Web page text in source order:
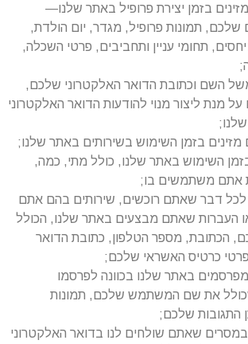
בזמן יצירת פרופיל באתר שלנו—
תמונות פרופיל, מגדר, יום הולדת,
תחומי עניין ותחביבים, פרטי השכלה,
השם וכתובת הדואר האלקטרוני שלכם,
מנת ליצור מנוי להודעות הדואר האלקטרוני
שלנו;
בזמן השימוש בשירותים באתר שלנו;
השימוש באתר שלנו, כולל מתי, כמה,
אתם משתמשים בו;
דבר שאתם רוכשים, שירותים בהם אתם
העברות שאתם מבצעים באתר שלנו, הכולל
הכתובת, מספר הטלפון, כתובת הדואר
כרטיס האשראי שלכם;
באתר שלנו בכוונה לפרסמו
את שם המשתמש שלכם, תמונות
התגובות שלכם;
שאתם שולחים לנו בדואר האלקטרוני